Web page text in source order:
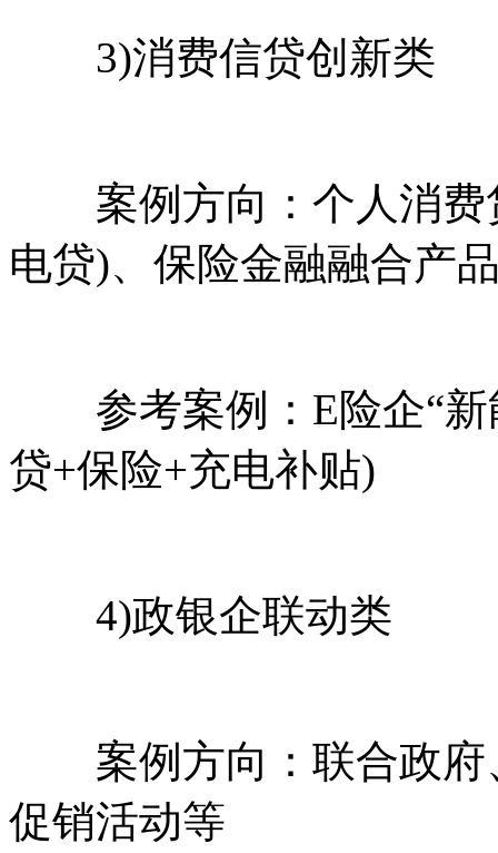
3)消费信贷创新类
案例方向：个人消费
电贷)、保险金融融合产
参考案例：E险企“新
贷+保险+充电补贴)
4)政银企联动类
案例方向：联合政府
促销活动等